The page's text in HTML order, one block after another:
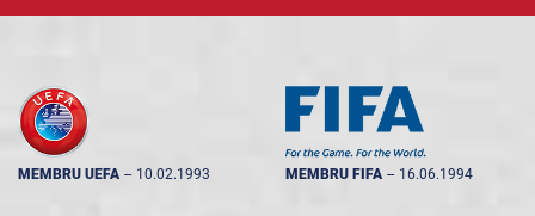
MEMBRU UEFA -- 10.02.1993 MEMBRU FIFA -- 16.06.1994